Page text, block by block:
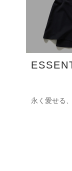
永く愛せる